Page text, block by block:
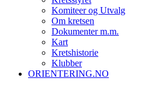
Komiteer og Utvalg
Om kretsen
Dokumenter m.m.
Kart
Kretshistorie
Klubber
ORIENTERING.NO